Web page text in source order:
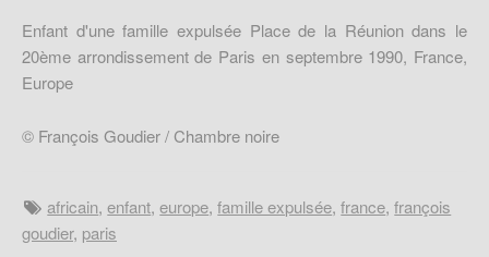
Enfant d'une famille expulsée Place de la Réunion dans le
20ème arrondissement de Paris en septembre 1990, France,
Europe
© François Goudier / Chambre noire
africain,enfant,europe,famille expulsée,france,françois
goudier, paris